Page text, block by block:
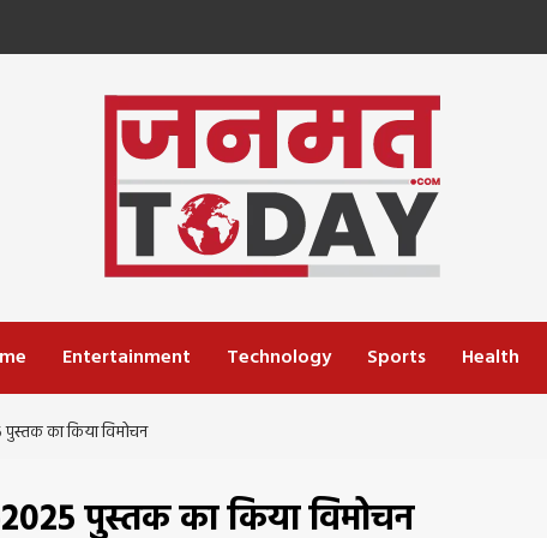
Entertainment Technology Sports Health
पुस्तक का किया विमोचन
पुस्तक का किया विमोचन